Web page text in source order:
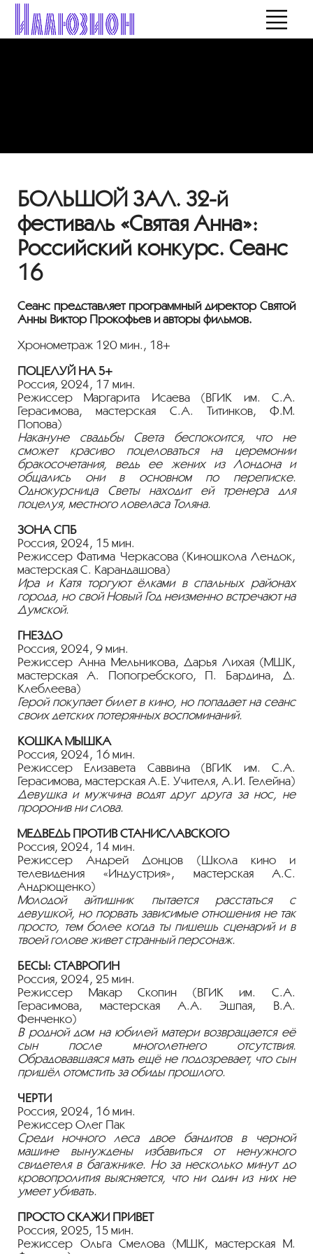
БОЛЬШОЙ ЗАЛ. 32-й
фестиваль «Святая Анна»:
Российский конкурс. Сеанс
16
Сеанс представляет программный директор Святой
Анны Виктор Прокофьев и авторы фильмов.
Хронометраж 120 мин., 18+
ПОЦЕЛУЙ НА 5+
Россия, 2024, 17 мин.
Режиссер Маргарита Исаева (ВГИК им. С.А.
Герасимова, мастерская С.А. Титинков, Ф.М.
Попова)
Накануне свадьбы Света беспокоится, что не
сможет красиво поцеловаться на церемонии
бракосочетания, ведь ее жених из Лондона и
общались они в основном по переписке.
Однокурсница Светы находит ей тренера для
поцелуя, местного ловеласа Толяна.
ЗОНА СПБ
Россия, 2024, 15 мин.
Режиссер Фатима Черкасова (Киношкола Лендок,
мастерская С. Карандашова)
Ира и Катя торгуют ёлками в спальных районах
города, но свой Новый Год неизменно встречают на
Думской.
ГНЕЗДО
Россия, 2024, 9 мин.
Режиссер Анна Мельникова, Дарья Лихая (МШК,
мастерская А. Попогребского, П. Бардина, Д.
Клеблеева)
Герой покупает билет в кино, но попадает на сеанс
своих детских потерянных воспоминаний.
КОШКА МЫШКА
Россия, 2024, 16 мин.
Режиссер Елизавета Саввина (ВГИК им. С.А.
Герасимова, мастерская А.Е. Учителя, А.И. Гелейна)
Девушка и мужчина водят друг друга за нос, не
проронив ни слова.
МЕДВЕДЬ ПРОТИВ СТАНИСЛАВСКОГО
Россия, 2024, 14 мин.
Режиссер Андрей Донцов (Школа кино и
телевидения «Индустрия», мастерская А.С.
Андрющенко)
Молодой айтишник пытается расстаться с
девушкой, но порвать зависимые отношения не так
просто, тем более когда ты пишешь сценарий и в
твоей голове живет странный персонаж.
БЕСЫ: СТАВРОГИН
Россия, 2024, 25 мин.
Режиссер Макар Скопин (ВГИК им. С.А.
Герасимова, мастерская А.А. Эшпая, В.А.
Фенченко)
В родной дом на юбилей матери возвращается её
сын после многолетнего отсутствия.
Обрадовавшаяся мать ещё не подозревает, что сын
пришёл отомстить за обиды прошлого.
ЧЕРТИ
Россия, 2024, 16 мин.
Режиссер Олег Пак
Среди ночного леса двое бандитов в черной
машине вынуждены избавиться от ненужного
свидетеля в багажнике. Но за несколько минут до
кровопролития выясняется, что ни один из них не
умеет убивать.
ПРОСТО СКАЖИ ПРИВЕТ
Россия, 2025, 15 мин.
Режиссер Ольга Смелова (МШК, мастерская М.